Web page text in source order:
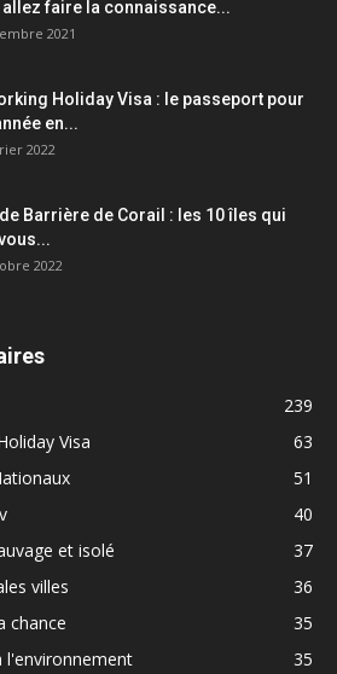
faire la connaissance...
2021
Holiday Visa : le passeport pour
en...
2022
Barrière de Corail : les 10 îles qui
2022
239
Visa
63
51
40
et isolé
37
villes
36
chance
35
35